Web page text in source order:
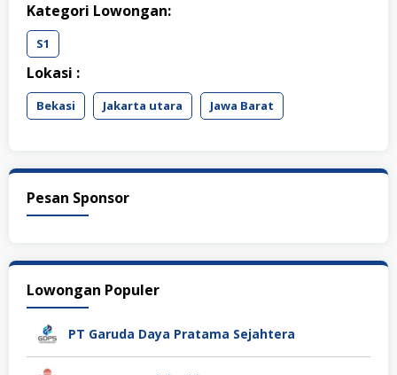
Kategori Lowongan:
S1
Lokasi :
Bekasi Jakarta utara Jawa Barat
Pesan Sponsor
Lowongan Populer
PT Garuda Daya Pratama Sejahtera